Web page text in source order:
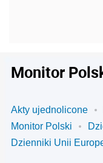
Monitor
Akty ujednolicone
Monitor Polski
Dzienniki Unii